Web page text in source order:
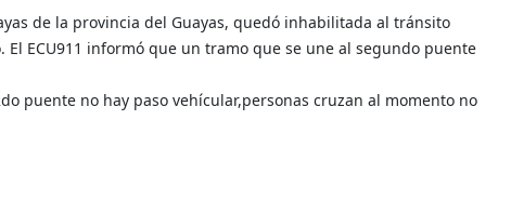
de la provincia del Guayas, quedó inhabilitada al tránsito
ECU911 informó que un tramo que se une al segundo puente
puente no hay paso vehícular,personas cruzan al momento no